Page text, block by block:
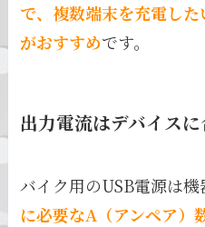
で、複数端末を充電し
がおすすめです。
出力電流はデバイス
バイク用のUSB電源は
に必要なA（アンペア）